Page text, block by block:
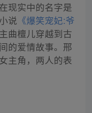
现实中的名字是
说 《爆笑宠妃:爷
曲檀儿穿越到古
的爱情故事。邢
主角，两人的表